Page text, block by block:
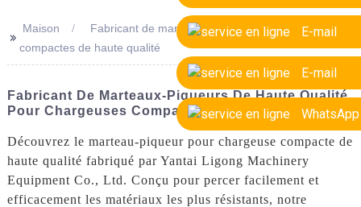
E-mail
E-mail
WhatsApp
>>
Maison
Fabricant de marteaux-piqueurs pour chargeuses
compactes de haute qualité
Fabricant De Marteaux-Piqueurs De Haute Qualité
Pour Chargeuses Compactes | Fournisseurs OEM
Découvrez le marteau-piqueur pour chargeuse compacte de
haute qualité fabriqué par Yantai Ligong Machinery
Equipment Co., Ltd. Conçu pour percer facilement et
efficacement les matériaux les plus résistants, notre